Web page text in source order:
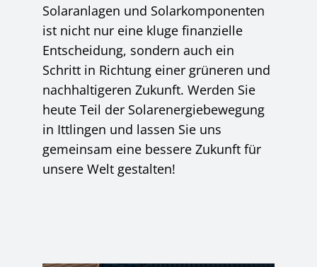
Solaranlagen und Solarkomponenten
ist nicht nur eine kluge finanzielle
Entscheidung, sondern auch ein
Schritt in Richtung einer grüneren und
nachhaltigeren Zukunft. Werden Sie
heute Teil der Solarenergiebewegung
in Ittlingen und lassen Sie uns
gemeinsam eine bessere Zukunft für
unsere Welt gestalten!